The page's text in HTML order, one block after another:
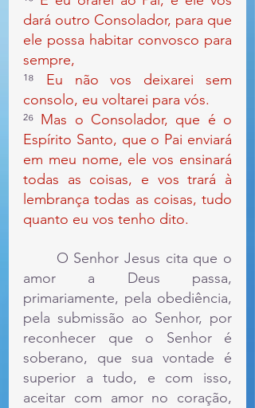
dará outro Consolador, para que
ele possa habitar convosco para
sempre,
¹⁸ Eu não vos deixarei sem
consolo, eu voltarei para vós.
²⁶ Mas o Consolador, que é o
Espírito Santo, que o Pai enviará
em meu nome, ele vos ensinará
todas as coisas, e vos trará à
lembrança todas as coisas, tudo
quanto eu vos tenho dito.
amor a Deus passa,
primariamente, pela obediência,
pela submissão ao Senhor, por
reconhecer que o Senhor é
soberano, que sua vontade é
superior a tudo, e com isso,
aceitar com amor no coração,